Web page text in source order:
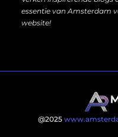
essentie van Amsterdam
website!
@2025